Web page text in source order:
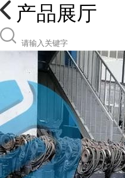
产品展厅